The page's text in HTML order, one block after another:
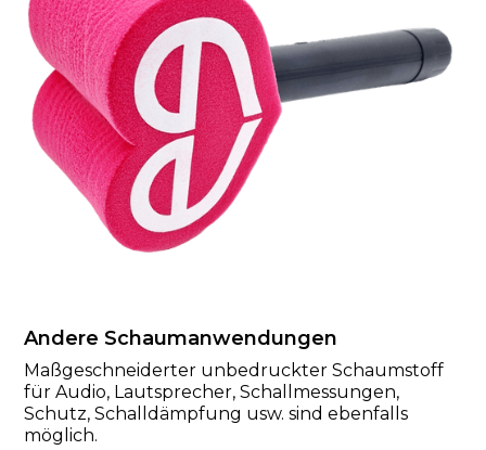
Andere Schaumanwendungen
Maßgeschneiderter unbedruckter Schaumstoff
für Audio, Lautsprecher, Schallmessungen,
Schutz, Schalldämpfung usw. sind ebenfalls
möglich.